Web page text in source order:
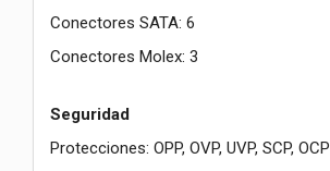
Conectores SATA: 6
Conectores Molex: 3
Seguridad
Protecciones: OPP, OVP, UVP, SCP, OCP